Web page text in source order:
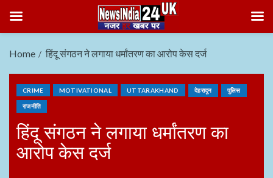
Home हिंदू संगठन ने लगाया धर्मांतरण का आरोप केस दर्ज
CRIME MOTIVATIONAL UTTARAKHAND देहरादून पुलिस
राजनीति
हिंदू संगठन ने लगाया धर्मांतरण का
आरोप केस दर्ज